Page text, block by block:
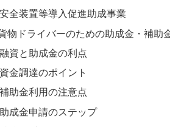
安全装置等導入促進助成事業
物ドライバーのための助成金・補助
融資と助成金の利点
資金調達のポイント
補助金利用の注意点
助成金申請のステップ